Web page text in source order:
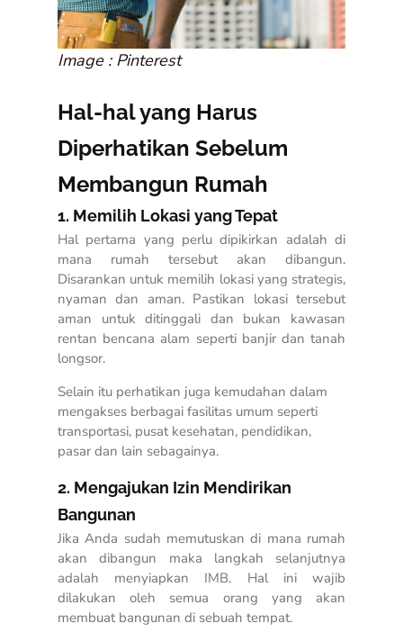
Image : Pinterest
Hal-hal yang Harus
Diperhatikan Sebelum
Membangun Rumah
1. Memilih Lokasi yang Tepat
Hal pertama yang perlu dipikirkan adalah di
mana rumah tersebut akan dibangun.
Disarankan untuk memilih lokasi yang strategis,
nyaman dan aman. Pastikan lokasi tersebut
aman untuk ditinggali dan bukan kawasan
rentan bencana alam seperti banjir dan tanah
longsor.
Selain itu perhatikan juga kemudahan dalam
mengakses berbagai fasilitas umum seperti
transportasi, pusat kesehatan, pendidikan,
pasar dan lain sebagainya.
2. Mengajukan Izin Mendirikan
Bangunan
Jika Anda sudah memutuskan di mana rumah
akan dibangun maka langkah selanjutnya
adalah menyiapkan IMB. Hal ini wajib
dilakukan oleh semua orang yang akan
membuat bangunan di sebuah tempat.